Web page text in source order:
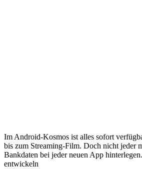
Im Android-Kosmos ist alles sofort
bis zum Streaming-Film. Doch nicht jeder
Bankdaten bei jeder neuen App
entwickeln